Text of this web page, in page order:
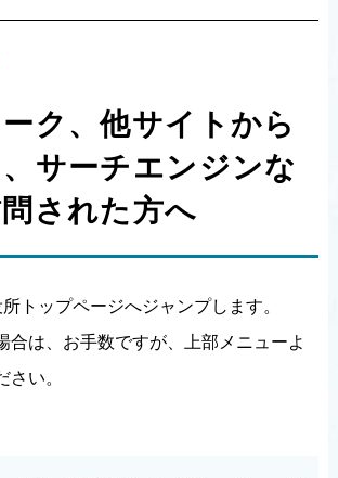
ク、他サイトから
サーチエンジンな
された方へ
トップページへジャンプします。
合は、お手数ですが、上部メニューよ
さい。